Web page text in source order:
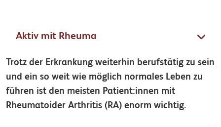
Aktiv mit Rheuma
Trotz der Erkrankung weiterhin berufstätig zu sein
und ein so weit wie möglich normales Leben zu
führen ist den meisten Patient:innen mit
Rheumatoider Arthritis (RA) enorm wichtig.